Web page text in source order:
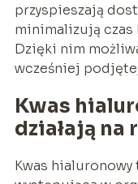
przyspieszają
minimalizują czas
Dzięki nim
wcześniej
Kwas
działają na
Kwas